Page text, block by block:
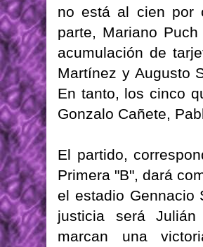
no está al cien por
parte, Mariano
acumulación de
Martínez y Augusto
En tanto, los cinco
Gonzalo Cañete,
El partido,
Primera "B", dará
el estadio Gennacio
justicia será
marcan una